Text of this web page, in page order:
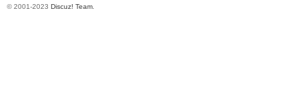
© 2001-2023 Discuz! Team